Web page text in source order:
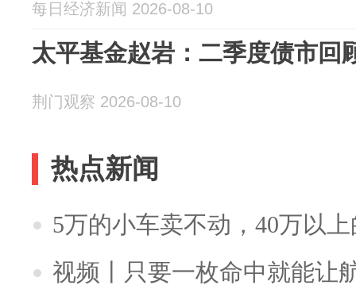
每日经济新闻 2026-08-10
太平基金赵岩：二季度债市回
荆门观察 2026-08-10
热点新闻
5万的小车卖不动，40万以
视频丨只要一枚命中就能让